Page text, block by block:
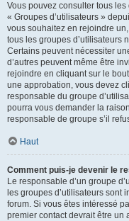
Vous pouvez consulter tous
« Groupes d’utilisateurs »
vous souhaitez en rejoindre
tous les groupes d’utilisateurs
Certains peuvent nécessiter
d’autres peuvent même être
rejoindre en cliquant sur le
une approbation, vous devez
responsable du groupe
pourra vous demander la
responsable de groupe s’il
Haut
Comment puis-je devenir le
Le responsable d’un groupe
les groupes d’utilisateurs sont
forum. Si vous êtes intéressé
premier contact devrait être un